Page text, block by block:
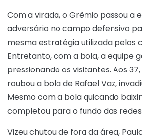
Com a virada, o Grêmio passou a
adversário no campo defensivo
mesma estratégia utilizada pelos
Entretanto, com a bola, a equipe
pressionando os visitantes. Aos
roubou a bola de Rafael Vaz,
Mesmo com a bola quicando
completou para o fundo das redes.
Vizeu chutou de fora da área,